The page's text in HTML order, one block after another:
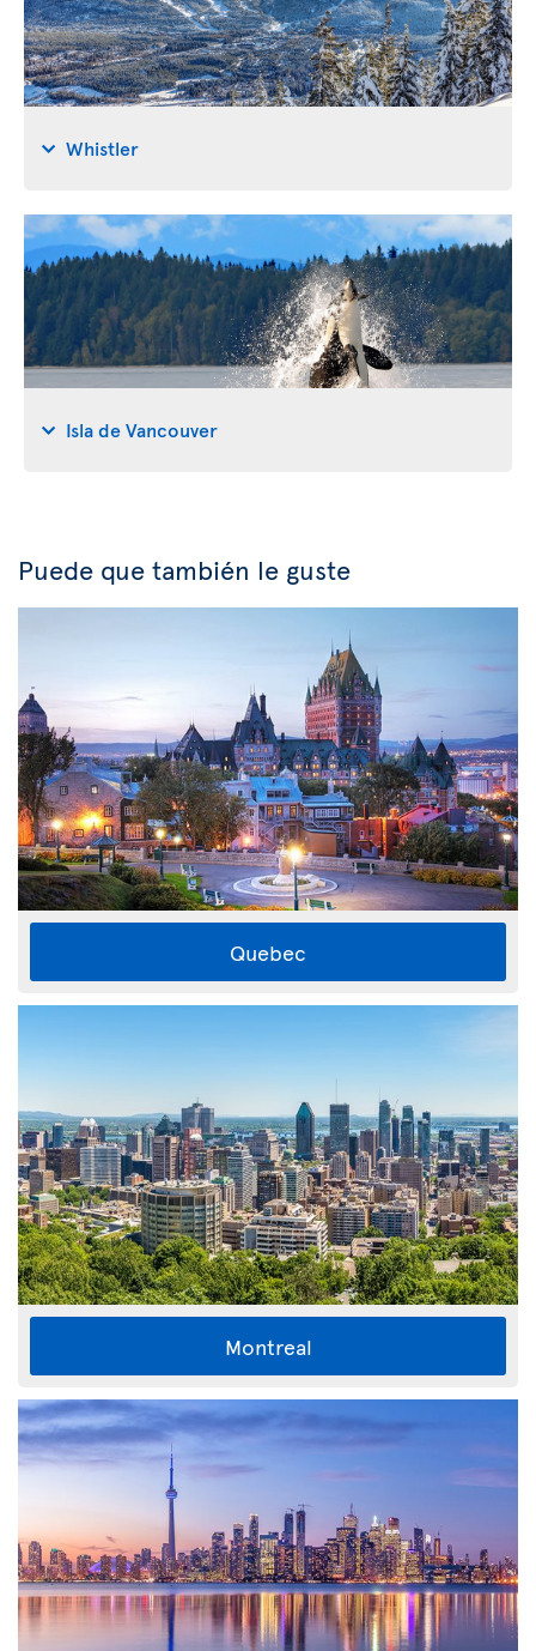
Whistler
Isla de Vancouver
Puede que también le guste
Quebec
Montreal